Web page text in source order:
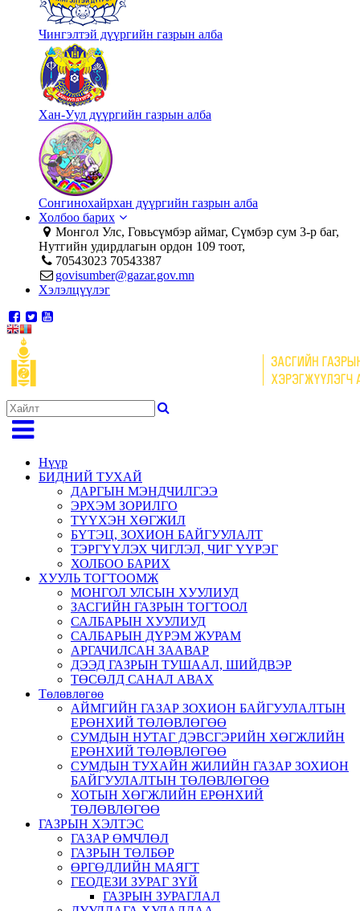
Чингэлтэй дүүргийн газрын алба
Хан-Уул дүүргийн газрын алба
Сонгинохайрхан дүүргийн газрын алба
Холбоо барих
Монгол Улс, Говьсүмбэр аймаг, Сүмбэр сум 3-р баг,
Нутгийн удирдлагын ордон 109 тоот,
70543023 70543387
govisumber@gazar.gov.mn
Хэлэлцүүлэг
Нүүр
БИДНИЙ ТУХАЙ
ДАРГЫН МЭНДЧИЛГЭЭ
ЭРХЭМ ЗОРИЛГО
ТҮҮХЭН ХӨГЖИЛ
БҮТЭЦ, ЗОХИОН БАЙГУУЛАЛТ
ТЭРГҮҮЛЭХ ЧИГЛЭЛ, ЧИГ ҮҮРЭГ
ХОЛБОО БАРИХ
ХУУЛЬ ТОГТООМЖ
МОНГОЛ УЛСЫН ХУУЛИУД
ЗАСГИЙН ГАЗРЫН ТОГТООЛ
САЛБАРЫН ХУУЛИУД
САЛБАРЫН ДҮРЭМ ЖУРАМ
АРГАЧИЛСАН ЗААВАР
ДЭЭД ГАЗРЫН ТУШААЛ, ШИЙДВЭР
ТӨСӨЛД САНАЛ АВАХ
Төлөвлөгөө
АЙМГИЙН ГАЗАР ЗОХИОН БАЙГУУЛАЛТЫН
ЕРӨНХИЙ ТӨЛӨВЛӨГӨӨ
СУМДЫН НУТАГ ДЭВСГЭРИЙН ХӨГЖЛИЙН
ЕРӨНХИЙ ТӨЛӨВЛӨГӨӨ
СУМДЫН ТУХАЙН ЖИЛИЙН ГАЗАР ЗОХИОН
БАЙГУУЛАЛТЫН ТӨЛӨВЛӨГӨӨ
ХОТЫН ХӨГЖЛИЙН ЕРӨНХИЙ
ТӨЛӨВЛӨГӨӨ
ГАЗРЫН ХЭЛТЭС
ГАЗАР ӨМЧЛӨЛ
ГАЗРЫН ТӨЛБӨР
ӨРГӨДЛИЙН МАЯГТ
ГЕОДЕЗИ ЗУРАГ ЗҮЙ
ГАЗРЫН ЗУРАГЛАЛ